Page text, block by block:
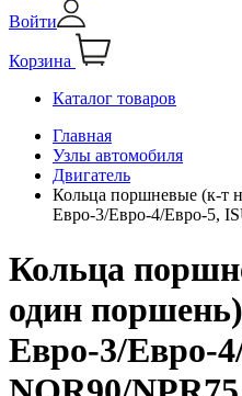
Войти
Корзина
Каталог товаров
Главная
Узлы автомобиля
Двигатель
Кольца поршневые (к-т
Евро-3/Евро-4/Евро-5,
Кольца
один
Евро-3/Евро-